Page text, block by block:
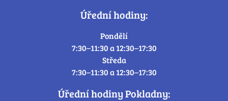
Úřední hodiny:
Pondělí
7:30–11:30 a 12:30–17:30
Středa
7:30–11:30 a 12:30–17:30
Úřední hodiny Pokladny: